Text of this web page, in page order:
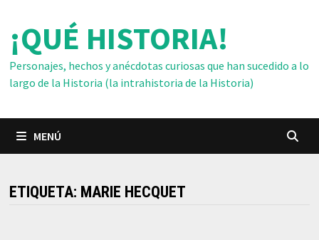
contenido
¡QUÉ HISTORIA!
Personajes, hechos y anécdotas curiosas que han sucedido a lo
largo de la Historia (la intrahistoria de la Historia)
MENÚ
ETIQUETA: MARIE HECQUET